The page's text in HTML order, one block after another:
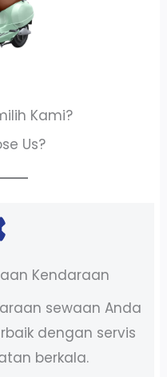
Kami?
Us?
Kendaraan
sewaan Anda
dengan servis
berkala.